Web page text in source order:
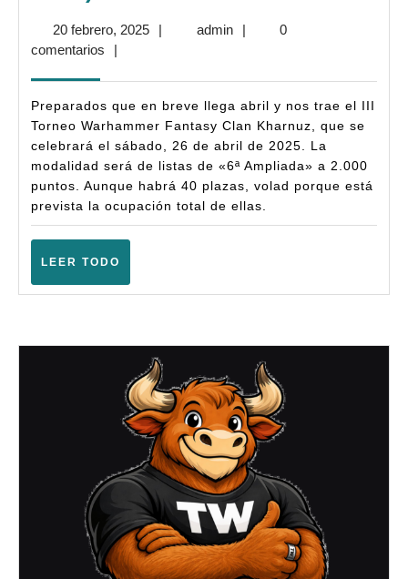
Torneo
Kharnuz-
Warhammer
Fantasy
(Basbastro
–
Abril
2025)
20 febrero, 202520| adminadmin
|
0
comentarios
|
Preparados que en breve llega abril y nos trae el III
Torneo Warhammer Fantasy Clan Kharnuz, que se
celebrará el sábado, 26 de abril de 2025. La
modalidad será de listas de «6ª Ampliada» a 2.000
puntos. Aunque habrá 40 plazas, volad porque está
prevista la ocupación total de ellas.
LEER TODO